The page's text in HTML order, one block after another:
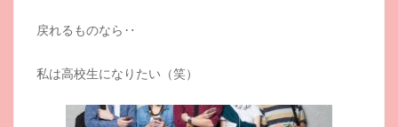
戻れるものなら‥
私は高校生になりたい（笑）